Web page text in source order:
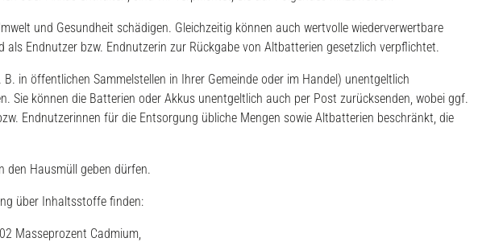
und Gesundheit schädigen. Gleichzeitig können auch wertvolle wiederverwertbare
Endnutzer bzw. Endnutzerin zur Rückgabe von Altbatterien gesetzlich verpflichtet.
in öffentlichen Sammelstellen in Ihrer Gemeinde oder im Handel) unentgeltlich
Sie können die Batterien oder Akkus unentgeltlich auch per Post zurücksenden, wobei ggf.
Endnutzerinnen für die Entsorgung übliche Mengen sowie Altbatterien beschränkt, die
den Hausmüll geben dürfen.
über Inhaltsstoffe finden:
Masseprozent Cadmium,